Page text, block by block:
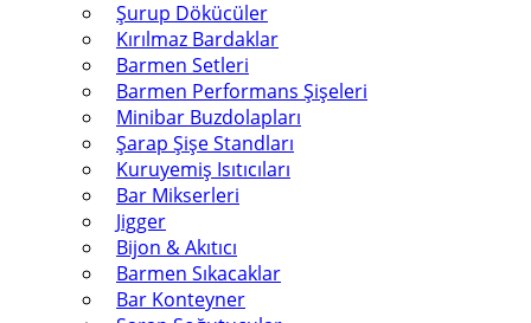
Şurup Dökücüler
Kırılmaz Bardaklar
Barmen Setleri
Barmen Performans Şişeleri
Minibar Buzdolapları
Şarap Şişe Standları
Kuruyemiş Isıtıcıları
Bar Mikserleri
Jigger
Bijon & Akıtıcı
Barmen Sıkacaklar
Bar Konteyner